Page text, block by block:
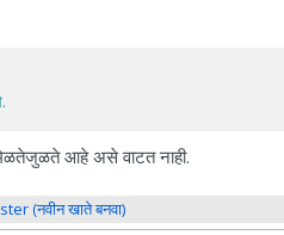
आहे असे वाटत नाही.
(नवीन खाते बनवा)